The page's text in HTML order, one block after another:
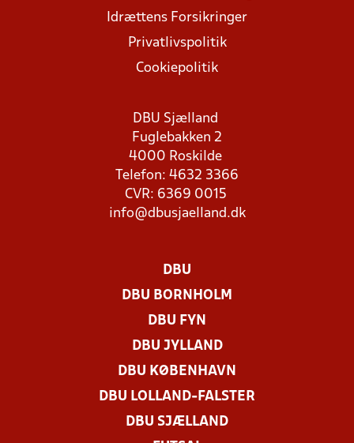
Idrættens Forsikringer
Privatlivspolitik
Cookiepolitik
DBU Sjælland
Fuglebakken 2
4000 Roskilde
Telefon: 4632 3366
CVR: 6369 0015
info@dbusjaelland.dk
DBU
DBU BORNHOLM
DBU FYN
DBU JYLLAND
DBU KØBENHAVN
DBU LOLLAND-FALSTER
DBU SJÆLLAND